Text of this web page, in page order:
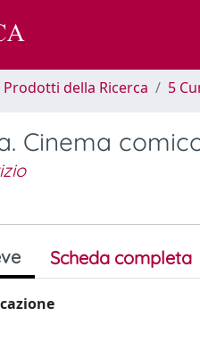
della Ricerca 5
Cinema
Scheda completa